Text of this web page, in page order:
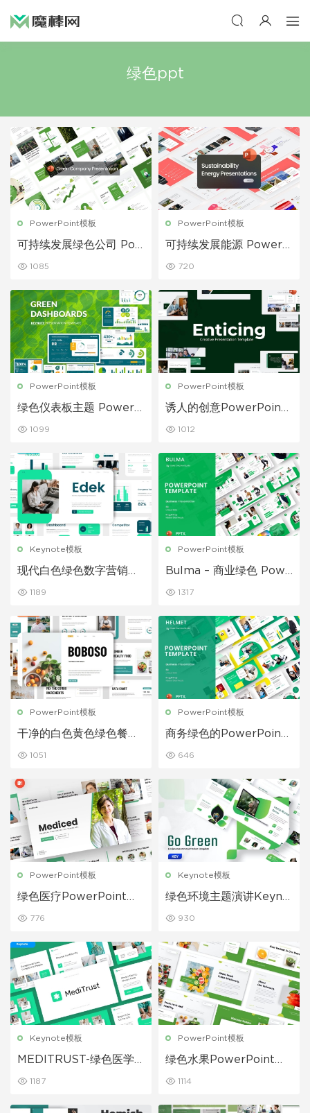
绿色ppt
PowerPoint模板
可持续发展绿色公司 Pow
1085
PowerPoint模板
可持续发展能源 PowerP
720
PowerPoint模板
绿色仪表板主题 Powerp
1099
PowerPoint模板
诱人的创意PowerPoint
1012
Keynote模板
现代白色绿色数字营销演
1189
PowerPoint模板
Bulma – 商业绿色 Powe
1317
PowerPoint模板
干净的白色黄色绿色餐厅
1051
PowerPoint模板
商务绿色的PowerPoint
646
PowerPoint模板
绿色医疗PowerPoint模
776
Keynote模板
绿色环境主题演讲Keyno
930
Keynote模板
MEDITRUST-绿色医学
1187
PowerPoint模板
绿色水果PowerPoint演
1114